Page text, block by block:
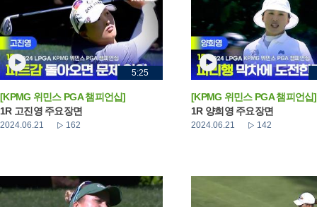
5:25
[KPMG 위민스 PGA 챔피언십]
1R 고진영 주요장면
2024.06.21 162
[KPMG 위민스 PGA 챔피언십]
1R 양희영 주요장면
2024.06.21 142